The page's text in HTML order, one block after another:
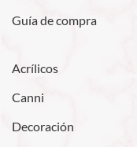
Guía de compra
Acrílicos
Canni
Decoración